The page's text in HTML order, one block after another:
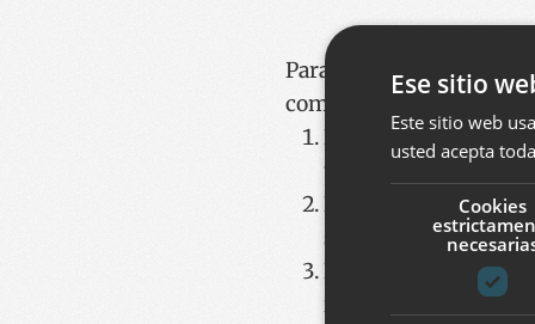
Para trabajar en ellos,
comunidad Bilbao As
HIRI LABS - TALKS
tomar al final unas
HIRI LABS - DAY.
sucederá el segundo
EVENTOS e
iniciativas abiertas
Ese sitio
Este sitio web
usted acepta
Cookies